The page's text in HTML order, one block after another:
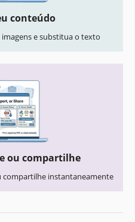
conteúdo
imagens e substitua o texto
ou compartilhe
compartilhe instantaneamente